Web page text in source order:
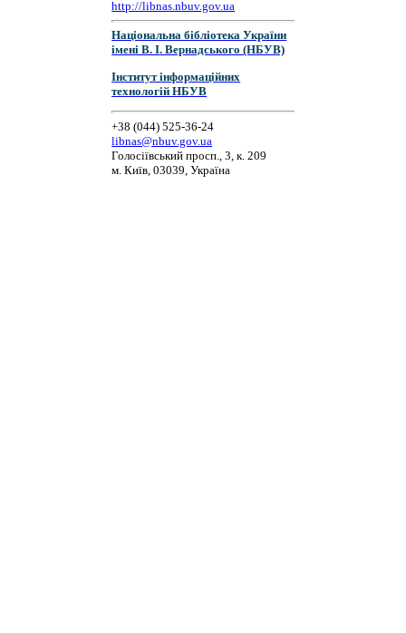
http://libnas.nbuv.gov.ua
Національна бібліотека України
імені В. І. Вернадського (НБУВ)
Інститут інформаційних
технологій НБУВ
+38 (044) 525-36-24
libnas@nbuv.gov.ua
Голосіївський просп., 3, к. 209
м. Київ, 03039, Україна